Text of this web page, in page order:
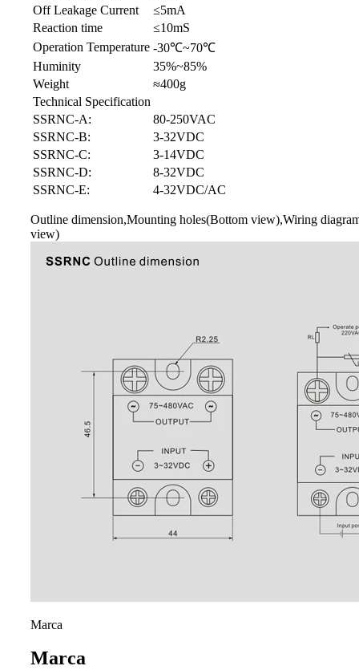
Off Leakage Current
≤5mA
Reaction time
≤10mS
Operation Temperature -30℃~70℃
Huminity
35%~85%
Weight
≈400g
Technical Specification
SSRNC-A:
80-250VAC
SSRNC-B:
3-32VDC
SSRNC-C:
3-14VDC
SSRNC-D:
8-32VDC
SSRNC-E:
4-32VDC/AC
Outline dimension,Mounting holes(Bottom view),Wiring
view)
Marca
Marca